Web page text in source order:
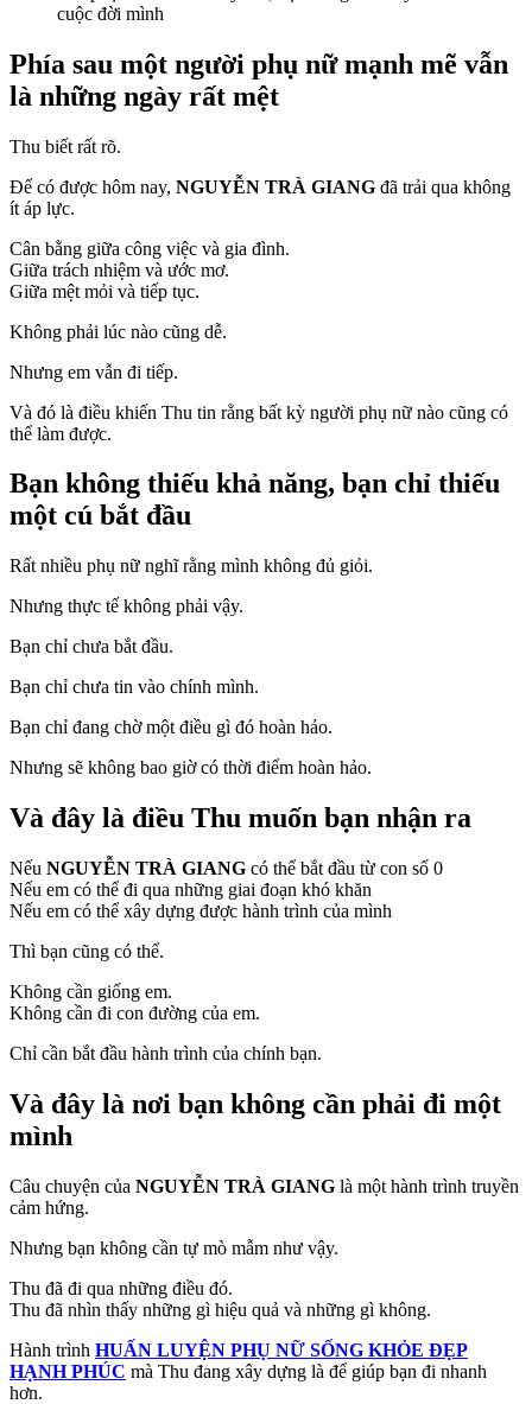
cuộc đời mình
Phía sau một người phụ nữ mạnh mẽ vẫn
là những ngày rất mệt
Thu biết rất rõ.
Để có được hôm nay, NGUYỄN TRÀ GIANG đã trải qua không
ít áp lực.
Cân bằng giữa công việc và gia đình.
Giữa trách nhiệm và ước mơ.
Giữa mệt mỏi và tiếp tục.
Không phải lúc nào cũng dễ.
Nhưng em vẫn đi tiếp.
Và đó là điều khiến Thu tin rằng bất kỳ người phụ nữ nào cũng có
thể làm được.
Bạn không thiếu khả năng, bạn chỉ thiếu
một cú bắt đầu
Rất nhiều phụ nữ nghĩ rằng mình không đủ giỏi.
Nhưng thực tế không phải vậy.
Bạn chỉ chưa bắt đầu.
Bạn chỉ chưa tin vào chính mình.
Bạn chỉ đang chờ một điều gì đó hoàn hảo.
Nhưng sẽ không bao giờ có thời điểm hoàn hảo.
Và đây là điều Thu muốn bạn nhận ra
Nếu NGUYỄN TRÀ GIANG có thể bắt đầu từ con số 0
Nếu em có thể đi qua những giai đoạn khó khăn
Nếu em có thể xây dựng được hành trình của mình
Thì bạn cũng có thể.
Không cần giống em.
Không cần đi con đường của em.
Chỉ cần bắt đầu hành trình của chính bạn.
Và đây là nơi bạn không cần phải đi một
mình
Câu chuyện của NGUYỄN TRÀ GIANG là một hành trình truyền
cảm hứng.
Nhưng bạn không cần tự mò mẫm như vậy.
Thu đã đi qua những điều đó.
Thu đã nhìn thấy những gì hiệu quả và những gì không.
Hành trình HUẤN LUYỆN PHỤ NỮ SỐNG KHỎE ĐẸP
HẠNH PHÚC mà Thu đang xây dựng là để giúp bạn đi nhanh
hơn.